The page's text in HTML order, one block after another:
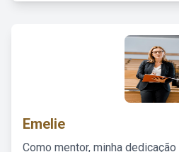
Emelie
Como mentor, minha